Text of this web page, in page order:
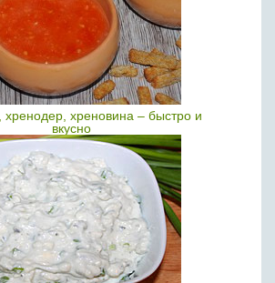
хренодер, хреновина – быстро и
вкусно